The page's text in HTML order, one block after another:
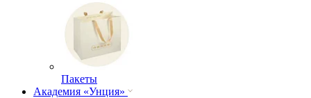
Пакеты
Академия «Унция»